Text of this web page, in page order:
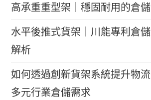
高承重重型架｜穩固耐用的倉
水平後推式貨架｜川能專利倉
解析
如何透過創新貨架系統提升物
多元行業倉儲需求